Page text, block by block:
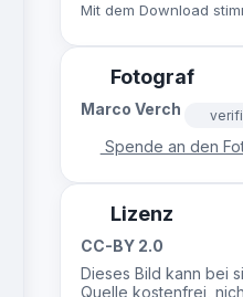
Mit dem Download
Fotograf
Marco Verch
Spende an den
Lizenz
CC-BY 2.0
Dieses Bild kann bei
Quelle kostenfrei,